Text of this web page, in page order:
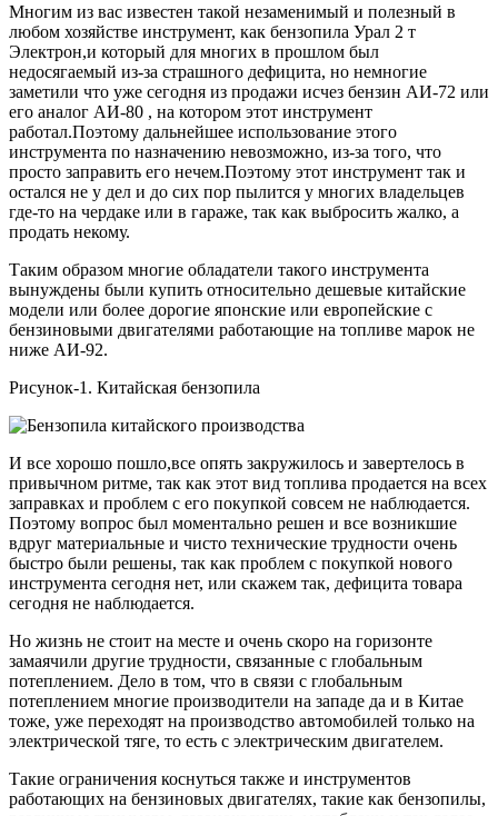
Многим из вас известен такой незаменимый и полезный в
любом хозяйстве инструмент, как бензопила Урал 2 т
Электрон,и который для многих в прошлом был
недосягаемый из-за страшного дефицита, но немногие
заметили что уже сегодня из продажи исчез бензин АИ-72 или
его аналог АИ-80 , на котором этот инструмент
работал.Поэтому дальнейшее использование этого
инструмента по назначению невозможно, из-за того, что
просто заправить его нечем.Поэтому этот инструмент так и
остался не у дел и до сих пор пылится у многих владельцев
где-то на чердаке или в гараже, так как выбросить жалко, а
продать некому.
Таким образом многие обладатели такого инструмента
вынуждены были купить относительно дешевые китайские
модели или более дорогие японские или европейские с
бензиновыми двигателями работающие на топливе марок не
ниже АИ-92.
Рисунок-1. Китайская бензопила
И все хорошо пошло,все опять закружилось и завертелось в
привычном ритме, так как этот вид топлива продается на всех
заправках и проблем с его покупкой совсем не наблюдается.
Поэтому вопрос был моментально решен и все возникшие
вдруг материальные и чисто технические трудности очень
быстро были решены, так как проблем с покупкой нового
инструмента сегодня нет, или скажем так, дефицита товара
сегодня не наблюдается.
Но жизнь не стоит на месте и очень скоро на горизонте
замаячили другие трудности, связанные с глобальным
потеплением. Дело в том, что в связи с глобальным
потеплением многие производители на западе да и в Китае
тоже, уже переходят на производство автомобилей только на
электрической тяге, то есть с электрическим двигателем.
Такие ограничения коснуться также и инструментов
работающих на бензиновых двигателях, такие как бензопилы,